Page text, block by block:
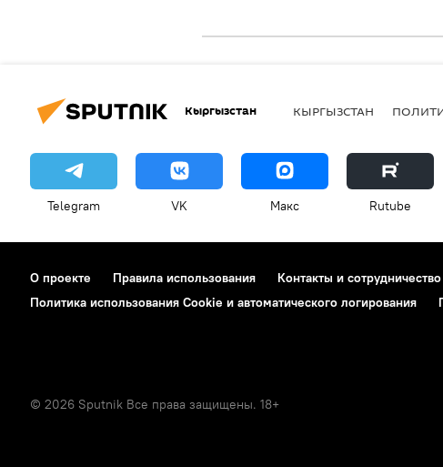
Кыргызстан КЫРГЫЗСТАН
Telegram VK Макс Rutube
О проекте Правила использования Контакты и сотрудничество
Политика использования Cookie и автоматического логирования
© 2026 Sputnik Все права защищены. 18+